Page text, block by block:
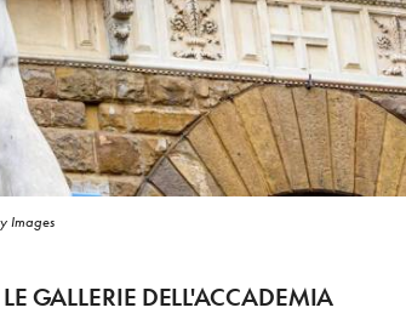
Images
GALLERIE DELL'ACCADEMIA